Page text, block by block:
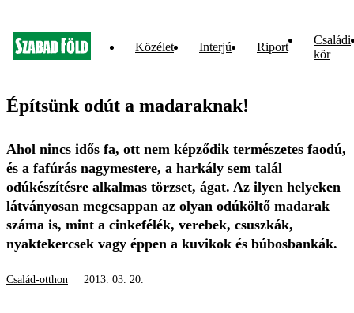
Közélet Interjú Riport
Családi
kör
Építsünk odút a madaraknak!
Ahol nincs idős fa, ott nem képződik természetes faodú,
és a fafúrás nagymestere, a harkály sem talál
odúkészítésre alkalmas törzset, ágat. Az ilyen helyeken
látványosan megcsappan az olyan odúköltő madarak
száma is, mint a cinkefélék, verebek, csuszkák,
nyaktekercsek vagy éppen a kuvikok és búbosbankák.
Család-otthon 2013. 03. 20.